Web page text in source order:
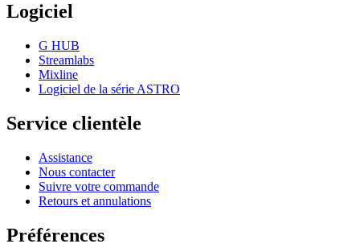
Logiciel
G HUB
Streamlabs
Mixline
Logiciel de la série ASTRO
Service clientèle
Assistance
Nous contacter
Suivre votre commande
Retours et annulations
Préférences